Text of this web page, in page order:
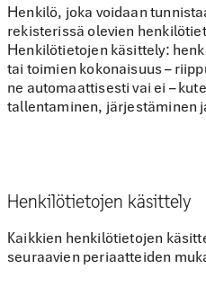
Henkilö, joka voidaan
rekisterissä olevien
Henkilötietojen käsittely:
tai toimien kokonaisuus –
ne automaattisesti vai ei –
tallentaminen, järjestäminen
Henkilötietojen käsittely
Kaikkien henkilötietojen
seuraavien periaatteiden